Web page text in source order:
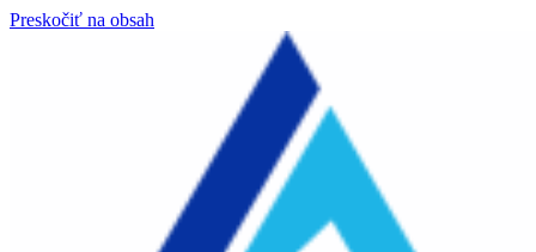
Preskočiť na obsah